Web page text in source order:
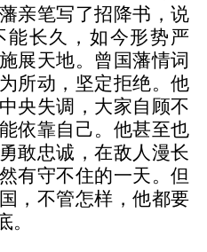
亲笔写了招降书，说
能长久，如今形势严
展天地。曾国藩情词
所动，坚定拒绝。他
央失调，大家自顾不
依靠自己。他甚至也
敢忠诚，在敌人漫长
有守不住的一天。但
，不管怎样，他都要